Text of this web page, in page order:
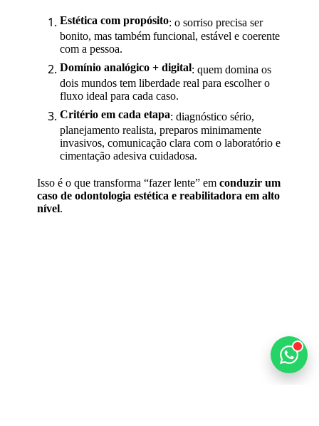
Estética com propósito: o sorriso precisa ser
bonito, mas também funcional, estável e coerente
com a pessoa.
Domínio analógico + digital: quem domina os
dois mundos tem liberdade real para escolher o
fluxo ideal para cada caso.
Critério em cada etapa: diagnóstico sério,
planejamento realista, preparos minimamente
invasivos, comunicação clara com o laboratório e
cimentação adesiva cuidadosa.
Isso é o que transforma “fazer lente” emconduzir um
caso de odontologia estética e reabilitadora em alto
nível.